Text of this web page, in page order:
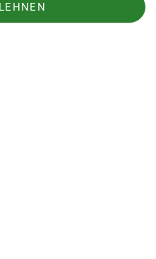
mit anzupacken.
Termine informieren